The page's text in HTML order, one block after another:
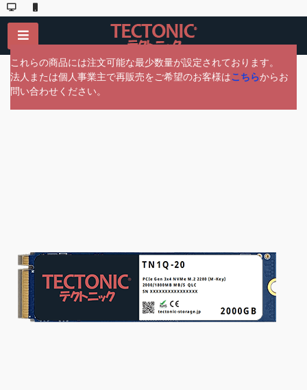
これらの商品には注文可能な最少数量が設定されております。
法人または個人事業主で再販売をご希望のお客様はこちらからお
問い合わせください。